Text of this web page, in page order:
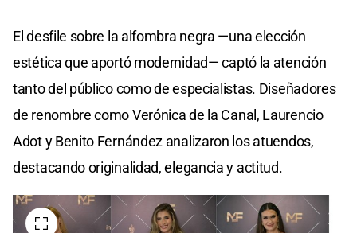
El desfile sobre la alfombra negra —una elección
estética que aportó modernidad— captó la atención
tanto del público como de especialistas. Diseñadores
de renombre como Verónica de la Canal, Laurencio
Adot y Benito Fernández analizaron los atuendos,
destacando originalidad, elegancia y actitud.